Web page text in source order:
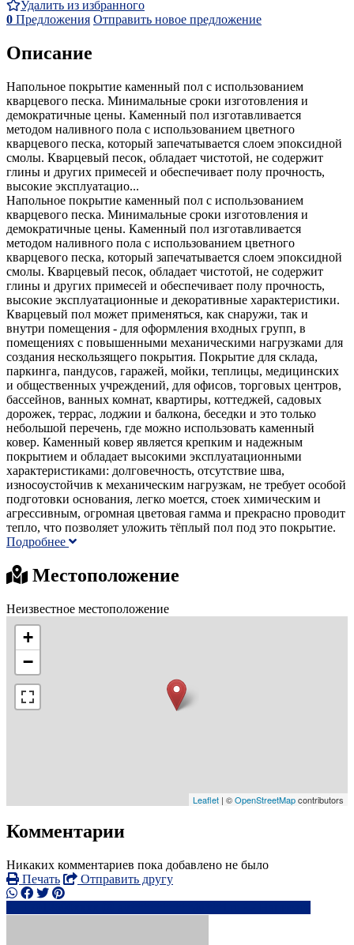
Удалить из избранного
0 Предложения Отправить новое предложение
Описание
Напольное покрытие каменный пол с использованием
кварцевого песка. Минимальные сроки изготовления и
демократичные цены. Каменный пол изготавливается
методом наливного пола с использованием цветного
кварцевого песка, который запечатывается слоем эпоксидной
смолы. Кварцевый песок, обладает чистотой, не содержит
глины и других примесей и обеспечивает полу прочность,
высокие эксплуатацио...
Напольное покрытие каменный пол с использованием
кварцевого песка. Минимальные сроки изготовления и
демократичные цены. Каменный пол изготавливается
методом наливного пола с использованием цветного
кварцевого песка, который запечатывается слоем эпоксидной
смолы. Кварцевый песок, обладает чистотой, не содержит
глины и других примесей и обеспечивает полу прочность,
высокие эксплуатационные и декоративные характеристики.
Кварцевый пол может применяться, как снаружи, так и
внутри помещения - для оформления входных групп, в
помещениях с повышенными механическими нагрузками для
создания нескользящего покрытия. Покрытие для склада,
паркинга, пандусов, гаражей, мойки, теплицы, медицинских
и общественных учреждений, для офисов, торговых центров,
бассейнов, ванных комнат, квартиры, коттеджей, садовых
дорожек, террас, лоджии и балкона, беседки и это только
небольшой перечень, где можно использовать каменный
ковер. Каменный ковер является крепким и надежным
покрытием и обладает высокими эксплуатационными
характеристиками: долговечность, отсутствие шва,
износоустойчив к механическим нагрузкам, не требует особой
подготовки основания, легко моется, стоек химическим и
агрессивным, огромная цветовая гамма и прекрасно проводит
тепло, что позволяет уложить тёплый пол под это покрытие.
Подробнее
Местоположение
Неизвестное местоположение
+
−
Leaflet | ©OpenStreetMapcontributors
Комментарии
Никаких комментариев пока добавлено не было
Печать
Отправить другу